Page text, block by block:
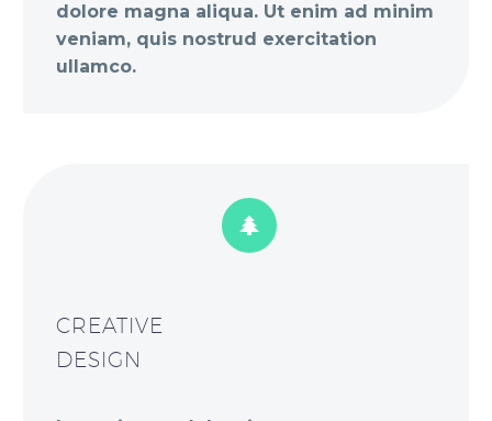
dolore magna aliqua. Ut enim ad minim
veniam, quis nostrud exercitation
ullamco.


CREATIVE
DESIGN